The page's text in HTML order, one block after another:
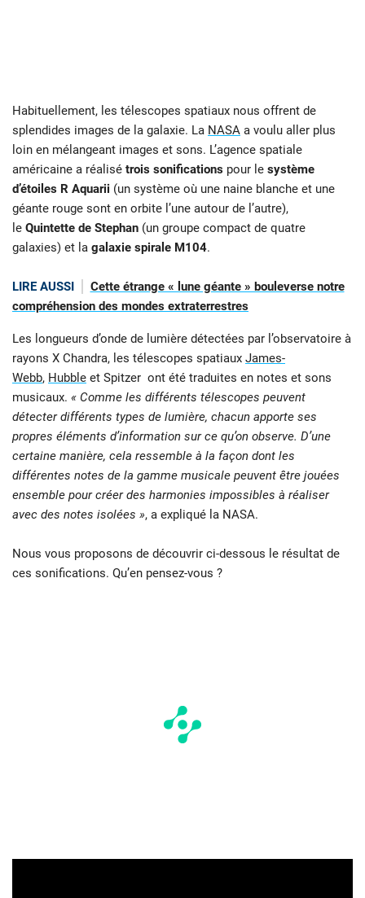
Habituellement, les télescopes spatiaux nous offrent de
splendides images de la galaxie. La NASA a voulu aller plus
loin en mélangeant images et sons. L’agence spatiale
américaine a réalisé trois sonifications pour le système
d’étoiles R Aquarii (un système où une naine blanche et une
géante rouge sont en orbite l’une autour de l’autre),
le Quintette de Stephan (un groupe compact de quatre
galaxies) et la galaxie spirale M104.
LIRE AUSSI
Cette étrange « lune géante » bouleverse notre
compréhension des mondes extraterrestres
Les longueurs d’onde de lumière détectées par l’observatoire à
rayons X Chandra, les télescopes spatiaux James-
Webb, Hubble et Spitzer ont été traduites en notes et sons
musicaux. « Comme les différents télescopes peuvent
détecter différents types de lumière, chacun apporte ses
propres éléments d’information sur ce qu’on observe. D’une
certaine manière, cela ressemble à la façon dont les
différentes notes de la gamme musicale peuvent être jouées
ensemble pour créer des harmonies impossibles à réaliser
avec des notes isolées », a expliqué la NASA.
Nous vous proposons de découvrir ci-dessous le résultat de
ces sonifications. Qu’en pensez-vous ?